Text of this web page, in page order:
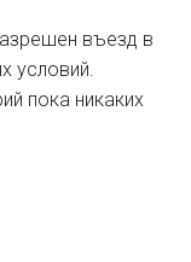
въезд в
условий.
пока никаких